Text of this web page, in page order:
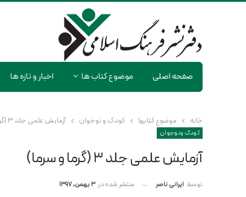
صفحه اصلی موضوع کتاب ها اخبار و تازه ها
خانه موضوع کتابها کودک و نوجوان آزمایش علمی جلد ۳ (گرما و سرما)
کودک و نوجوان
آزمایش علمی جلد ۳ (گرما و سرما)
توسط ایرانی ناصر منتشر شده در 3 بهمن, 1397